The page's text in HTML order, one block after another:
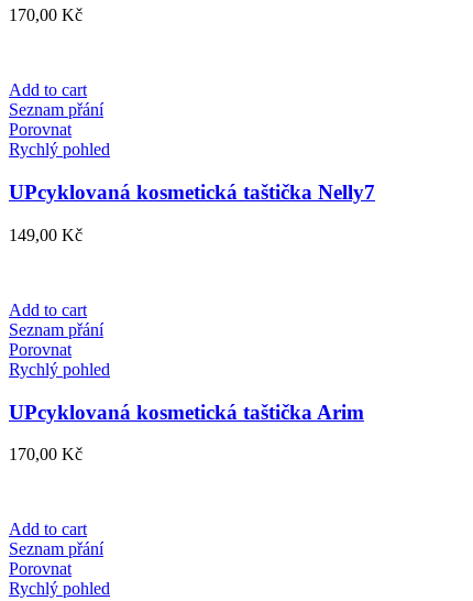
170,00 Kč
Add to cart
Seznam přání
Porovnat
Rychlý pohled
UPcyklovaná kosmetická taštička Nelly7
149,00 Kč
Add to cart
Seznam přání
Porovnat
Rychlý pohled
UPcyklovaná kosmetická taštička Arim
170,00 Kč
Add to cart
Seznam přání
Porovnat
Rychlý pohled